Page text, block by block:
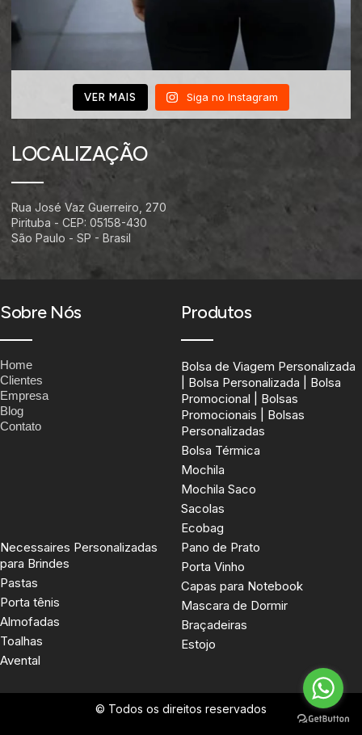
VER MAIS Siga no Instagram
LOCALIZAÇÃO
Rua José Vaz Guerreiro, 270
Pirituba - CEP: 05158-430
São Paulo - SP - Brasil
Sobre Nós
Home
Clientes
Empresa
Blog
Contato
Produtos
Bolsa de Viagem Personalizada
| Bolsa Personalizada | Bolsa
Promocional | Bolsas
Promocionais | Bolsas
Personalizadas
Bolsa Térmica
Mochila
Mochila Saco
Sacolas
Ecobag
Necessaires Personalizadas
para Brindes
Pastas
Porta tênis
Almofadas
Toalhas
Avental
Pano de Prato
Porta Vinho
Capas para Notebook
Mascara de Dormir
Braçadeiras
Estojo
© Todos os direitos reservados